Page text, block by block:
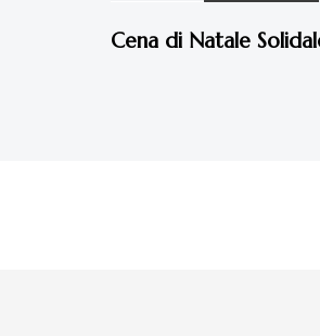
Cena di Natale